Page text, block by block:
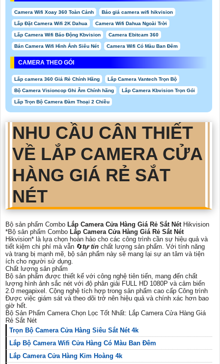
Camera Wifi Xoay 360 Toàn Cảnh Báo giá camera wifi hikvision
Lắp Đặt Camera Wifi 2K Dahua Camera Wifi Dahua Ngoài Trời
Lắp Camera Wifi Báo Động Kbvision Camera Ebitcam 360
Bán Camera Wifi Hình Ảnh Siêu Nét Camera Wifi Có Màu Ban Đêm
CAMERA THEO GÓI
Lắp camera 360 Giá Rẻ Chính Hãng Lắp Camera Vantech Trọn Bộ
Bộ Camera Visioncop Ghi Âm Chính hãng Lắp Camera Kbvision Trọn Gói
Lắp Trọn Bộ Camera Đàm Thoại 2 Chiều
NHU CẦU CÂN THIẾT
VỀ LẮP CAMERA CỬA
HÀNG GIÁ RẺ SẮT
NÉT
Bộ sản phẩm Combo Lắp Camera Cửa Hàng Giá Rẻ Sắt Nét Hikvision
*Bộ sản phẩm Combo Lắp Camera Cửa Hàng Giá Rẻ Sắt Nét
Hikvision* là lựa chọn hoàn hảo cho các công trình cần sự hiệu quả và
tiết kiệm chi phí mà vẫn 🔄tự tin chất lượng sản phẩm. Với tính năng
và trang bị mạnh mẽ, bộ sản phẩm này sẽ mang lại sự an tâm và tiện
ích cho người sử dụng.
Chất lượng sản phẩm
Bộ sản phẩm được thiết kế với công nghệ tiên tiến, mang đến chất
lượng hình ảnh sắc nét với độ phân giải FULL HD 1080P và cảm biến
2.0 megapixel. Cộng nghệ tích hợp trong sản phẩm cao cấp Công trình
Được việc giám sát và theo dõi trở nên hiệu quả và chính xác hơn bao
giờ hết.
Bộ Sản Phẩm Camera Chọn Lọc Tốt Nhất: Lắp Camera Cửa Hàng Giá
Rẻ Sắt Nét
Trọn Bộ Camera Cửa Hàng Siêu Sắt Nét 4k
Lắp Bộ Camera Wifi Cửa Hàng Có Màu Ban Đêm
Lắp Camera Cửa Hàng Kim Hoàng 4k